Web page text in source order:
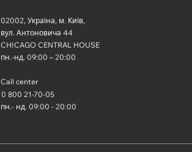
02002,Україна, м. Київ,
вул. Антоновича 44
CHICAGO CENTRAL HOUSE
пн.-нд. 09:00 – 20:00
Call center
0 800 21-70-05
пн.- нд. 09:00 - 20:00